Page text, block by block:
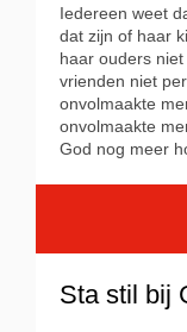
Iedereen weet
dat zijn of haar
haar ouders
vrienden niet
onvolmaakte
onvolmaakte
God nog meer
Sta stil bij